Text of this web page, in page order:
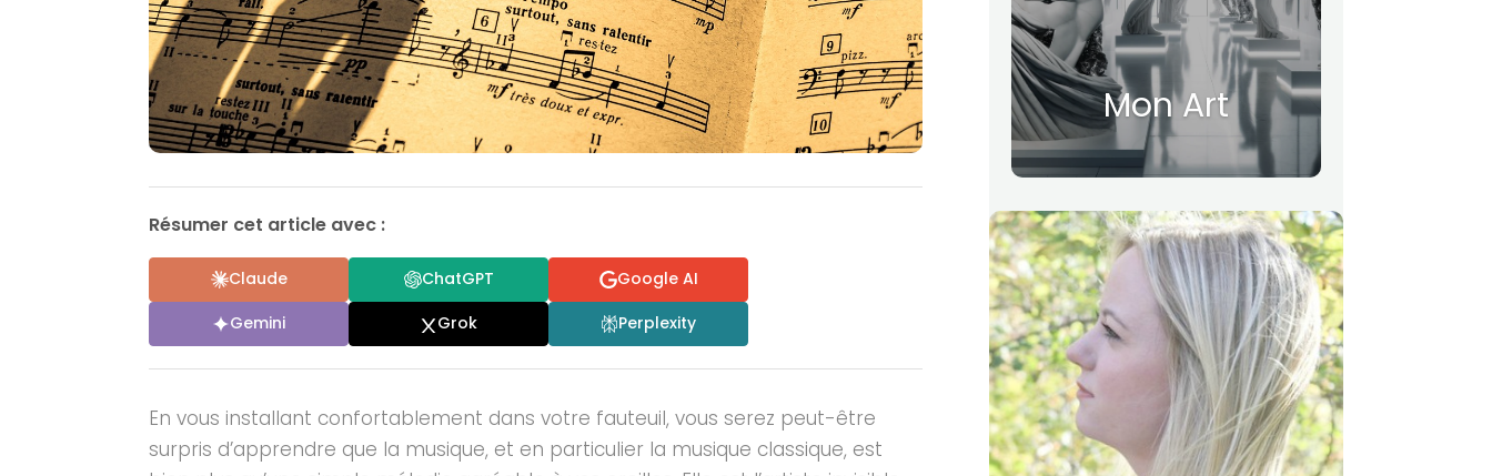
Résumer cet article avec :
Claude ChatGPT
Google AI
Gemini
Grok Perplexity
En vous installant confortablement dans votre fauteuil, vous serez peut-être
surpris d’apprendre que la musique, et en particulier la musique classique, est
Mon Art